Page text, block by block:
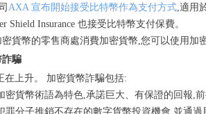
AXA 宣布開始接受比特幣作為支付方式,適用
Shield Insurance 也接受比特幣支付保費。
貨幣的零售商處消費加密貨幣,您可以使用加
詐騙
在上升。 加密貨幣詐騙包括:
密貨幣術語為特色,承諾巨大、有保證的回報,前
罪分子推銷不存在的數字貨幣投資機會,並通